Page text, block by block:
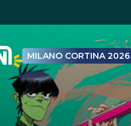
MILANO CORTINA 2026